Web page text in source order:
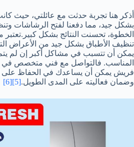
أذكر هنا تجربة حدثت مع عائلتي، حيث
بشكل جيد، مما دفعنا لفتح الرشاشات
الخطوة، تحسنت النتائج بشكل
تنظيف الأطباق بشكل جيد من الأعراض
يمكن أن تتسبب في مشاكل أكبر إن لم
المناسب. فالتواصل مع فني متخصص في
فريش يمكن أن يساعدك في الحفاظ على
وضمان فعاليته على المدى الطويل.[5]
[6]